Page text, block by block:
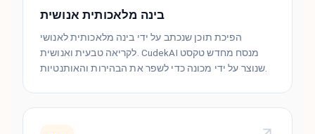
בינה מלאכותית אנושית
הפיכת תוכן שנכתב על ידי בינה מלאכותית לאנושי
לקריאה טבעית ואנושית. CudekAI מנסח מחדש טקסט
שנוצר על ידי מכונה כדי לשפר את הבהירות והאותנטיות.